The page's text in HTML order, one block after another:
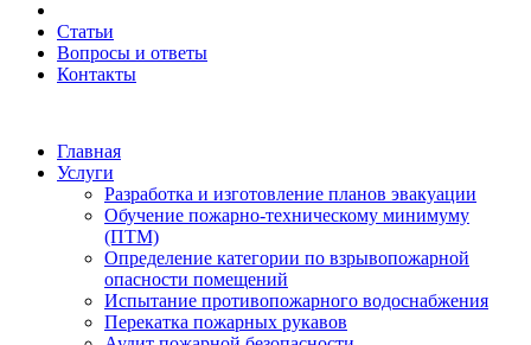
Статьи
Вопросы и ответы
Контакты
Главная
Услуги
Разработка и изготовление планов эвакуации
Обучение пожарно-техническому минимуму
(ПТМ)
Определение категории по взрывопожарной
опасности помещений
Испытание противопожарного водоснабжения
Перекатка пожарных рукавов